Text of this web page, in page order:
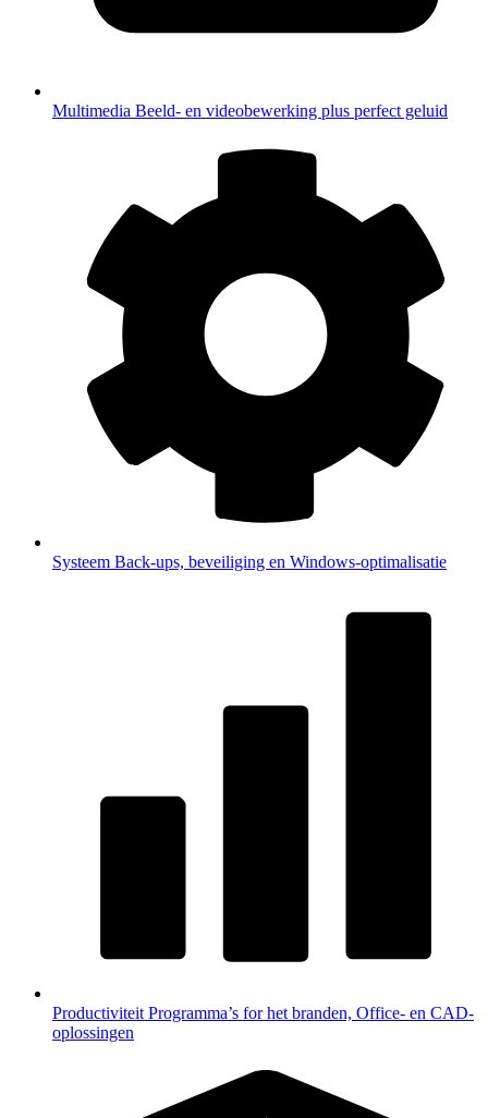
Multimedia Beeld- en videobewerking plus perfect geluid
Systeem Back-ups, beveiliging en Windows-optimalisatie
Productiviteit Programma’s for het branden, Office- en CAD-
oplossingen